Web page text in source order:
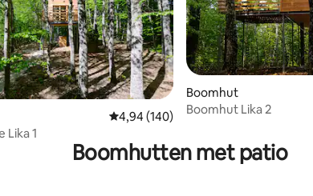
van 5 uit 5, 7 recensiesGemiddelde beoordeling van 4,94 uit
4,94 (140)
Lika 1
Boomhut
Boomhut Lika 2
Boomhutten met patio